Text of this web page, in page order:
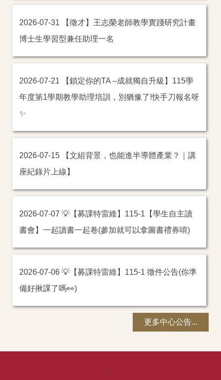
教發常見問與答專區
徵才訊息
教育部國家講座專區
2026-07-31
【徵才】王志榮老師教學實踐研究計畫
博士生學習型兼任助理一名
2026-07-21
【鎖定你的TA –成就獨自升級】115學
年度第1學期教學助理培訓，別猶豫了!快手刀報名呀
✨
2026-07-15
【文組背景，也能進半導體產業？｜講
座紀錄片上線】
2026-07-07 💡【募課特雷維】115-1【學生自主讀
書會】一起讀書一起卷(參加就可以拿圖書禮券唷)
2026-07-06 💡【募課特雷維】115-1 徵件公告(你準
備好揪課了嗎👀)
更多中心公告...
:::